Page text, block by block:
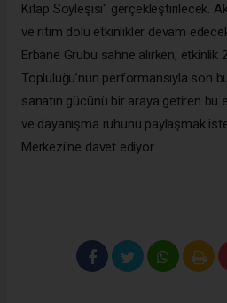
Kitap Söyleşisi" gerçekleştirilecek.
ve ritim dolu etkinlikler devam
Erbane Grubu sahne alırken, etkinlik
Topluluğu’nun performansıyla son
sanatın gücünü bir araya getiren bu
ve dayanışma ruhunu paylaşmak
Merkezi’ne davet ediyor.